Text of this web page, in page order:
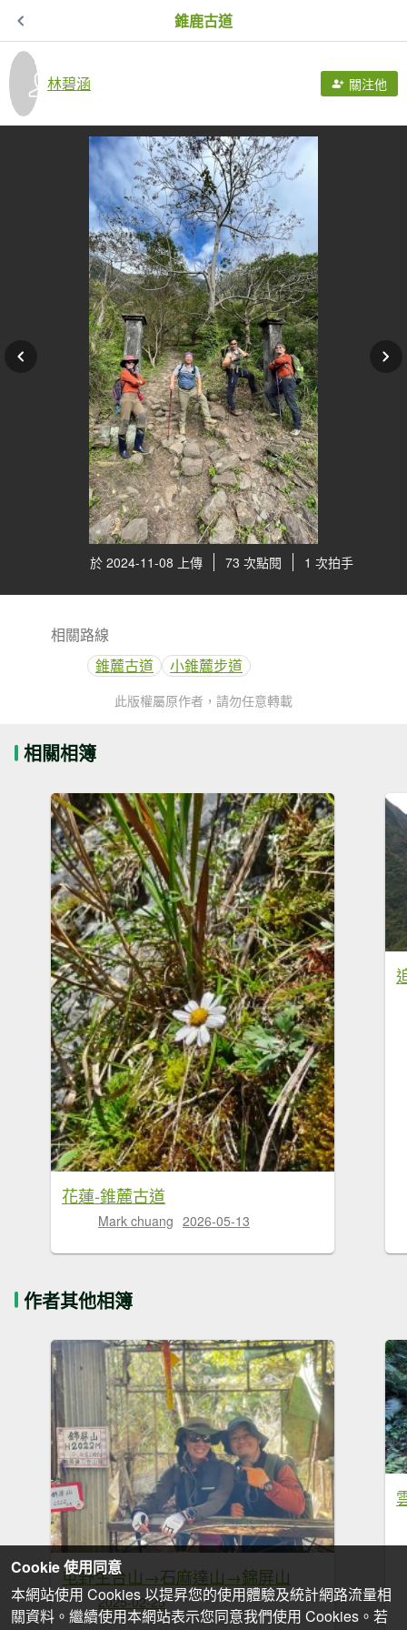
錐鹿古道
林碧涵 關注他
於 2024-11-08 上傳 73 次點閱 1 次拍手
相關路線
錐麓古道
小錐麓步道
此版權屬原作者，請勿任意轉載
相關相簿
花蓮-錐麓古道
Mark chuang 2026-05-13
作者其他相簿
屯野生台山→石麻達山→錦屏山
2025-02-25
Cookie 使用同意
本網站使用 Cookies 以提昇您的使用體驗及統計網路流量相
關資料。繼續使用本網站表示您同意我們使用 Cookies。若